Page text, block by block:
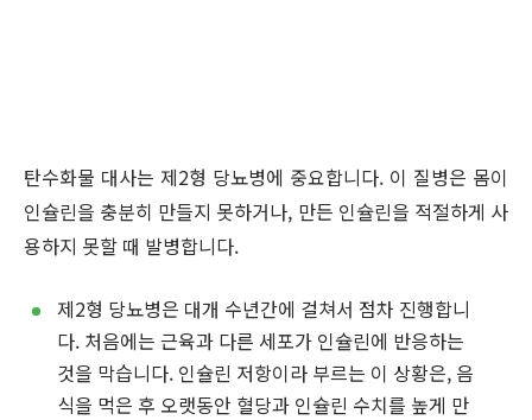
탄수화물 대사는 제2형 당뇨병에 중요합니다. 이 질병은 몸이
인슐린을 충분히 만들지 못하거나, 만든 인슐린을 적절하게 사
용하지 못할 때 발병합니다.
제2형 당뇨병은 대개 수년간에 걸쳐서 점차 진행합니
다. 처음에는 근육과 다른 세포가 인슐린에 반응하는
것을 막습니다. 인슐린 저항이라 부르는 이 상황은, 음
식을 먹은 후 오랫동안 혈당과 인슐린 수치를 높게 만